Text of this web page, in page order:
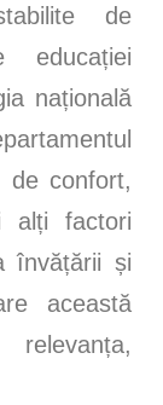
de
educației
națională
de confort,
alți factori
învățării și
această